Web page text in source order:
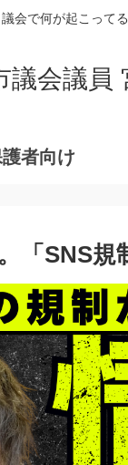
議会で何が起こって
議会議員
者向け
「SNS規